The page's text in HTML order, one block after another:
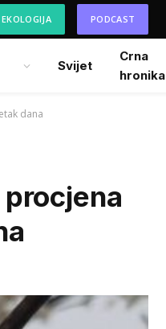
EKOLOGIJA PODCAST
Svijet
Crna
hronika
dana
procjena